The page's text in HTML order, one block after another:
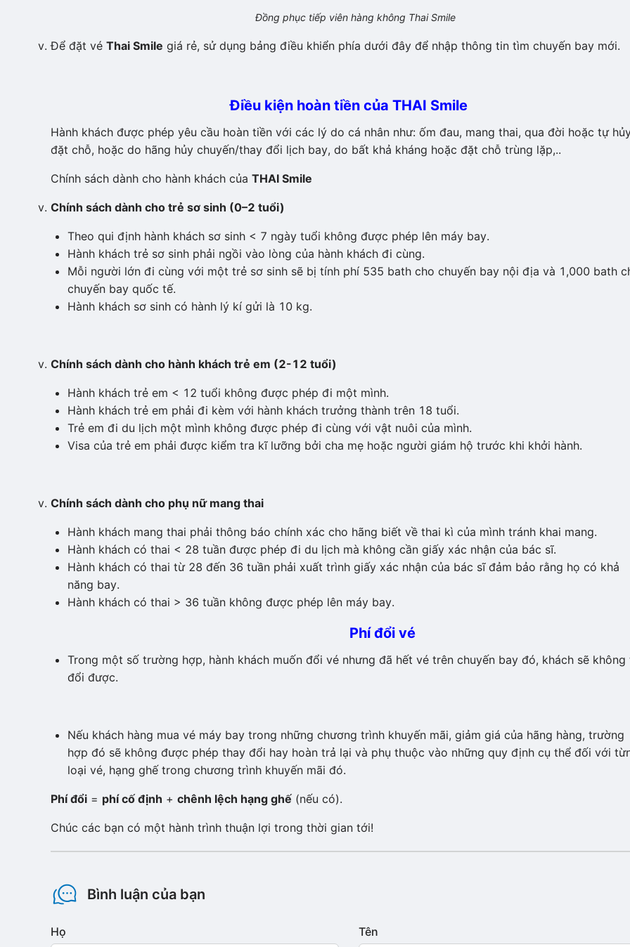
Đồng phục tiếp viên hàng không Thai Smile
Để đặt vé Thai Smile giá rẻ, sử dụng bảng điều khiển phía dưới đây để nhập thông tin tìm chuyến bay mới.
Điều kiện hoàn tiền của THAI Smile
Hành khách được phép yêu cầu hoàn tiền với các lý do cá nhân như: ốm đau, mang thai, qua đời hoặc tự
đặt chỗ, hoặc do hãng hủy chuyến/thay đổi lịch bay, do bất khả kháng hoặc đặt chỗ trùng lặp,..
Chính sách dành cho hành khách của THAI Smile
Chính sách dành cho trẻ sơ sinh (0–2 tuổi)
Theo qui định hành khách sơ sinh < 7 ngày tuổi không được phép lên máy bay.
Hành khách trẻ sơ sinh phải ngồi vào lòng của hành khách đi cùng.
Mỗi người lớn đi cùng với một trẻ sơ sinh sẽ bị tính phí 535 bath cho chuyến bay nội địa và 1,000 bath
chuyến bay quốc tế.
Hành khách sơ sinh có hành lý kí gửi là 10 kg.
Chính sách dành cho hành khách trẻ em (2-12 tuổi)
Hành khách trẻ em < 12 tuổi không được phép đi một mình.
Hành khách trẻ em phải đi kèm với hành khách trưởng thành trên 18 tuổi.
Trẻ em đi du lịch một mình không được phép đi cùng với vật nuôi của mình.
Visa của trẻ em phải được kiểm tra kĩ lưỡng bởi cha mẹ hoặc người giám hộ trước khi khởi hành.
Chính sách dành cho phụ nữ mang thai
Hành khách mang thai phải thông báo chính xác cho hãng biết về thai kì của mình tránh khai mang.
Hành khách có thai < 28 tuần được phép đi du lịch mà không cần giấy xác nhận của bác sĩ.
Hành khách có thai từ 28 đến 36 tuần phải xuất trình giấy xác nhận của bác sĩ đảm bảo rằng họ có khả
năng bay.
Hành khách có thai > 36 tuần không được phép lên máy bay.
Phí đổi vé
Trong một số trường hợp, hành khách muốn đổi vé nhưng đã hết vé trên chuyến bay đó, khách sẽ không
đổi được.
Nếu khách hàng mua vé máy bay trong những chương trình khuyến mãi, giảm giá của hãng hàng, trường
hợp đó sẽ không được phép thay đổi hay hoàn trả lại và phụ thuộc vào những quy định cụ thể đối với
loại vé, hạng ghế trong chương trình khuyến mãi đó.
Phí đổi = phí cố định + chênh lệch hạng ghế (nếu có).
Chúc các bạn có một hành trình thuận lợi trong thời gian tới!
Bình luận của bạn
Họ Tên